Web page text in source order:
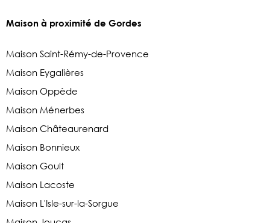
Maison à proximité de Gordes
Maison Saint-Rémy-de-Provence
Maison Eygalières
Maison Oppède
Maison Ménerbes
Maison Châteaurenard
Maison Bonnieux
Maison Goult
Maison Lacoste
Maison L'Isle-sur-la-Sorgue